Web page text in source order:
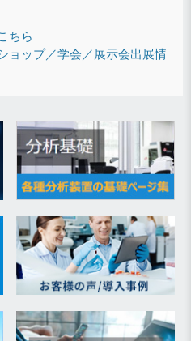
ちら
ョップ／学会／展示会出展情